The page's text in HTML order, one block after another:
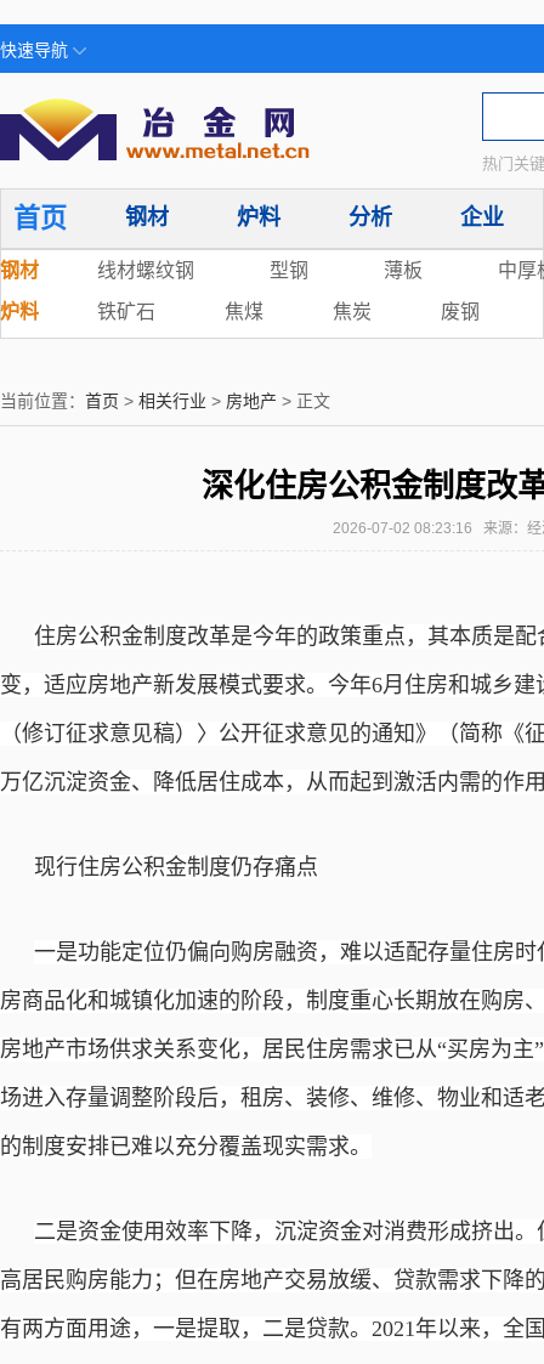
快速导航
热门关
首页 钢材 炉料 分析 企业
钢材 线材螺纹钢 型钢 薄板
中厚
炉料
铁矿石 焦煤 焦炭 废钢
当前位置： 首页 > 相关行业 > 房地产 > 正文
深化住房公积金制度改
2026-07-02 08:23:16 来源：
住房公积金制度改革是今年的政策重点，其本质是
变，适应房地产新发展模式要求。今年6月住房和城乡
（修订征求意见稿）〉公开征求意见的通知》（简称《
万亿沉淀资金、降低居住成本，从而起到激活内需的作
现行住房公积金制度仍存痛点
一是功能定位仍偏向购房融资，难以适配存量住房
房商品化和城镇化加速的阶段，制度重心长期放在购房
房地产市场供求关系变化，居民住房需求已从“买房为主
场进入存量调整阶段后，租房、装修、维修、物业和适
的制度安排已难以充分覆盖现实需求。
二是资金使用效率下降，沉淀资金对消费形成挤出
高居民购房能力；但在房地产交易放缓、贷款需求下降
有两方面用途，一是提取，二是贷款。 2021年以来，全